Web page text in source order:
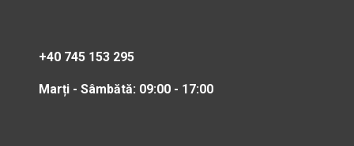
+40 745 153 295
Marți - Sâmbătă: 09:00 - 17:00